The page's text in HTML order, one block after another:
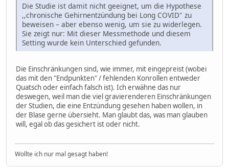
Die Studie ist damit nicht geeignet, um die Hypothese
,,chronische Gehirnentzündung bei Long COVID" zu
beweisen – aber ebenso wenig, um sie zu widerlegen.
Sie zeigt nur: Mit dieser Messmethode und diesem
Setting wurde kein Unterschied gefunden.
Die Einschränkungen sind, wie immer, mit eingepreist (wobei
das mit den "Endpunkten" / fehlenden Konrollen entweder
Quatsch oder einfach falsch ist). Ich erwähne das nur
deswegen, weil man die viel gravierenderen Einschränkungen
der Studien, die eine Entzündung gesehen haben wollen, in
der Blase gerne übersieht. Man glaubt das, was man glauben
will, egal ob das gesichert ist oder nicht.
Wollte ich nur mal gesagt haben!